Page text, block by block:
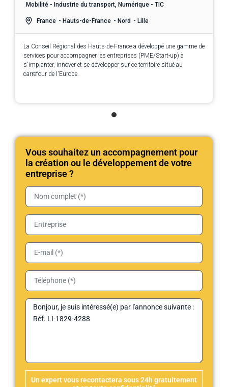
Mobilité - Industrie du transport, Numérique - TIC
France - Hauts-de-France - Nord - Lille
La Conseil Régional des Hauts-de-France a développé une gamme de
services pour accompagner les entreprises (PME/Start-up) à
s'implanter, innover et se développer sur ce territoire situé au
carrefour de l'Europe.
Vous souhaitez un accompagnement pour
la création ou le développement de votre
entreprise ?
Un expert vous recontactera sous 24h gratuitement